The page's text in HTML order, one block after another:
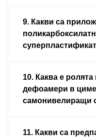
9. Какви са
10. Каква е
дефоамери в
самонивелиращи
11. Какви са